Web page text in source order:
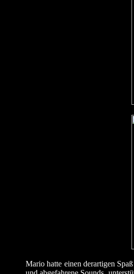
Mario hatte einen derartigen